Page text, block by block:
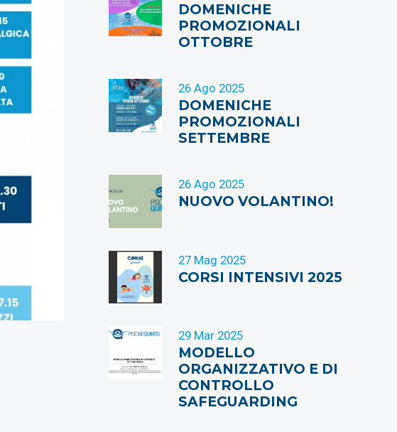
DOMENICHE
PROMOZIONALI
OTTOBRE
26 Ago 2025
DOMENICHE
PROMOZIONALI
SETTEMBRE
26 Ago 2025
NUOVO VOLANTINO!
27 Mag 2025
CORSI INTENSIVI 2025
29 Mar 2025
MODELLO
ORGANIZZATIVO E DI
CONTROLLO
SAFEGUARDING